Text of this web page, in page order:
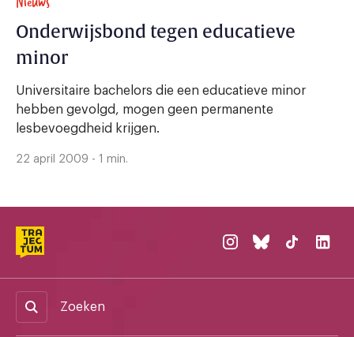
Onderwijsbond tegen educatieve
minor
Universitaire bachelors die een educatieve minor
hebben gevolgd, mogen geen permanente
lesbevoegdheid krijgen.
22 april 2009 - 1 min.
Zoeken